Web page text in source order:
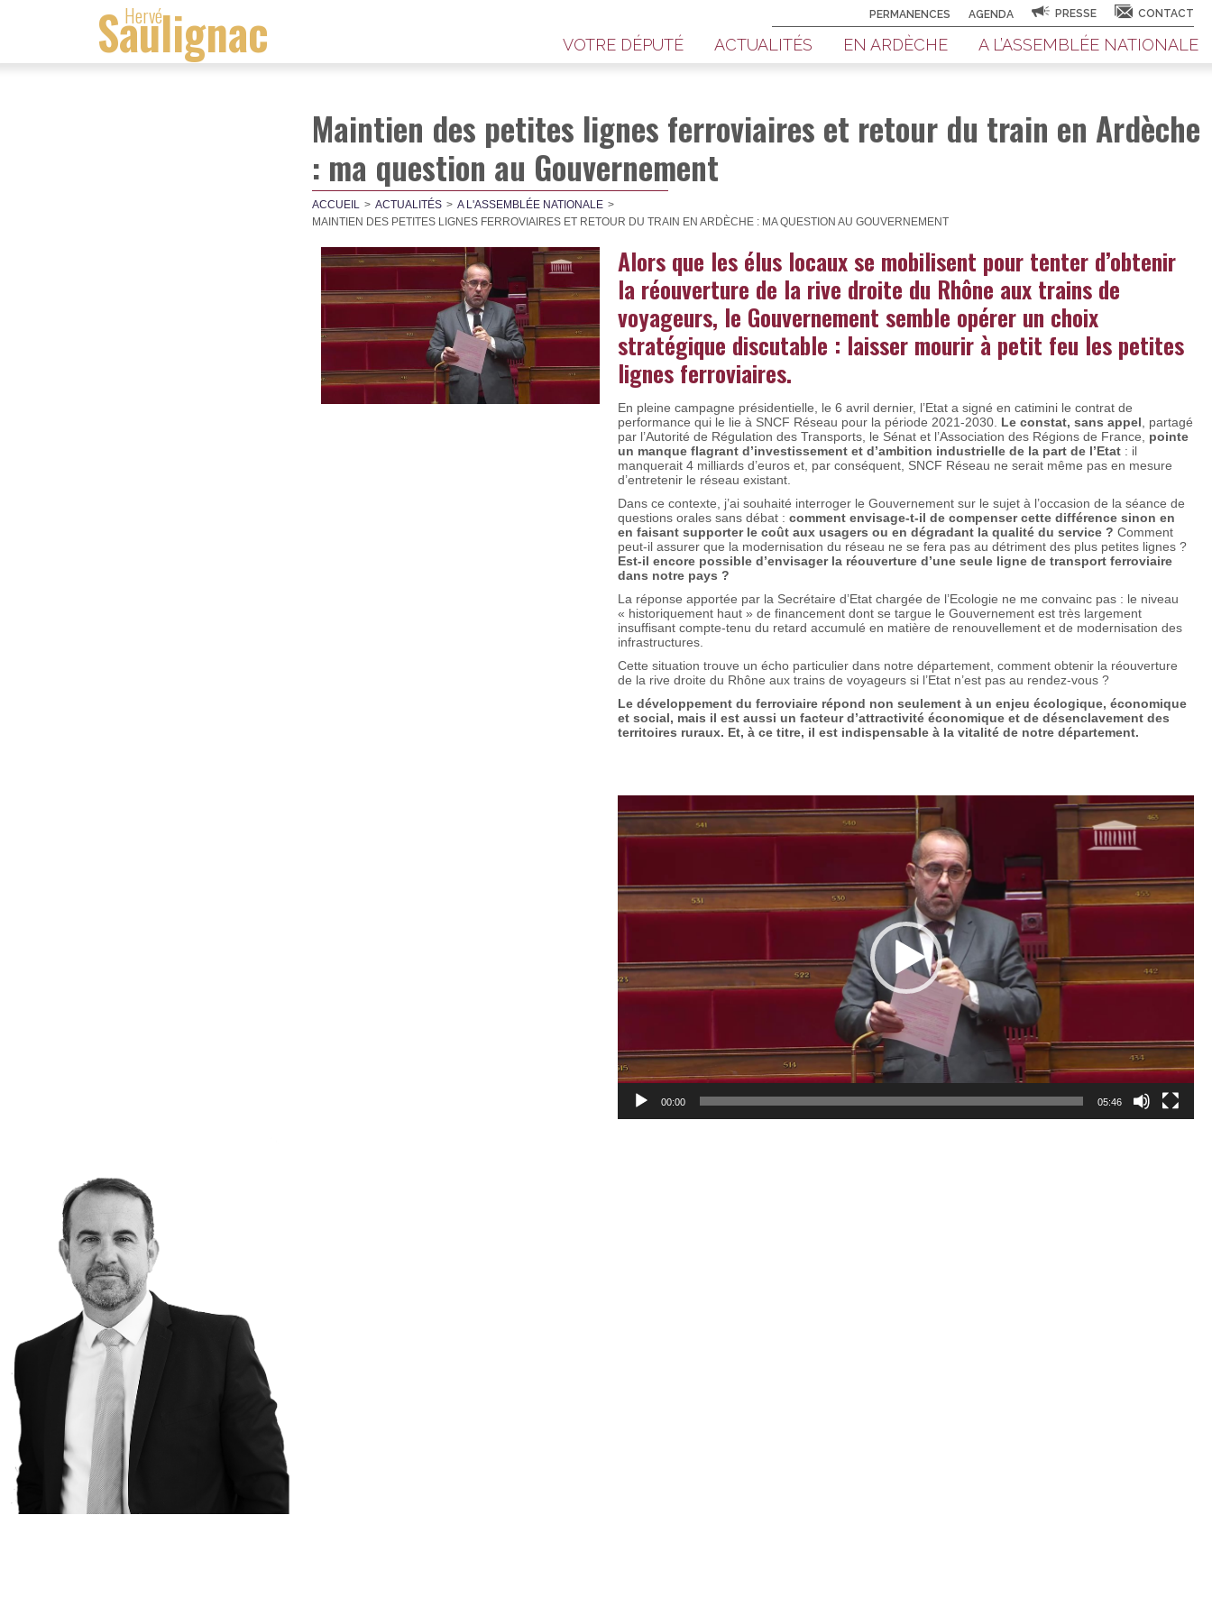
Hervé
Saulignac VOTRE DÉPUTÉ ACTUALITÉS EN ARDÈCHE A L’ASSEMBLÉE NATIONALE
PERMANENCES AGENDA PRESSE CONTACT
Maintien des petites lignes ferroviaires et retour du train en Ardèche
: ma question au Gouvernement
ACCUEIL ACTUALITÉS
A L'ASSEMBLÉE NATIONALE
MAINTIEN DES PETITES LIGNES FERROVIAIRES ET RETOUR DU TRAIN EN ARDÈCHE : MA QUESTION AU GOUVERNEMENT
Alors que les élus locaux se mobilisent pour tenter d’obtenir
la réouverture de la rive droite du Rhône aux trains de
voyageurs, le Gouvernement semble opérer un choix
stratégique discutable : laisser mourir à petit feu les petites
lignes ferroviaires.
En pleine campagne présidentielle, le 6 avril dernier, l’Etat a signé en catimini le contrat de
performance qui le lie à SNCF Réseau pour la période 2021-2030. Le constat, sans appel , partagé
par l’Autorité de Régulation des Transports, le Sénat et l’Association des Régions de France, pointe
un manque flagrant d’investissement et d’ambition industrielle de la part de l’Etat : il
manquerait 4 milliards d’euros et, par conséquent, SNCF Réseau ne serait même pas en mesure
d’entretenir le réseau existant.
Dans ce contexte, j’ai souhaité interroger le Gouvernement sur le sujet à l’occasion de la séance de
questions orales sans débat :comment envisage-t-il de compenser cette différence sinon en
en faisant supporter le coût aux usagers ou en dégradant la qualité du service ? Comment
peut-il assurer que la modernisation du réseau ne se fera pas au détriment des plus petites lignes ?
Est-il encore possible d’envisager la réouverture d’une seule ligne de transport ferroviaire
dans notre pays ?
La réponse apportée par la Secrétaire d’Etat chargée de l’Ecologie ne me convainc pas : le niveau
« historiquement haut » de financement dont se targue le Gouvernement est très largement
insuffisant compte-tenu du retard accumulé en matière de renouvellement et de modernisation des
infrastructures.
Cette situation trouve un écho particulier dans notre département, comment obtenir la réouverture
de la rive droite du Rhône aux trains de voyageurs si l’Etat n’est pas au rendez-vous ?
Le développement du ferroviaire répond non seulement à un enjeu écologique, économique
et social, mais il est aussi un facteur d’attractivité économique et de désenclavement des
territoires ruraux. Et, à ce titre, il est indispensable à la vitalité de notre département.
vidéo
00:00 05:46